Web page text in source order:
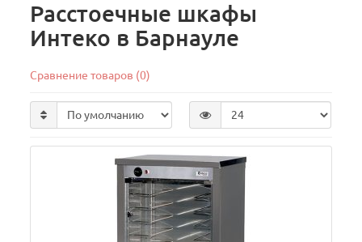
Расстоечные шкафы
Интеко в Барнауле
Сравнение товаров (0)